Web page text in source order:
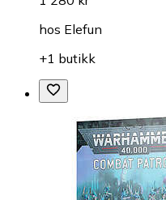
hos Elefun
+1 butikk